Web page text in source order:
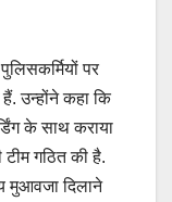
पर
उन्होंने कहा कि
के साथ कराया
गठित की है.
मुआवजा दिलाने